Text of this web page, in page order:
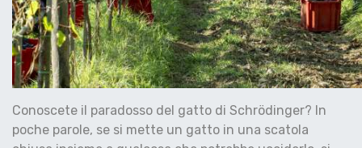
Conoscete il paradosso del gatto di Schrödinger? In
poche parole, se si mette un gatto in una scatola